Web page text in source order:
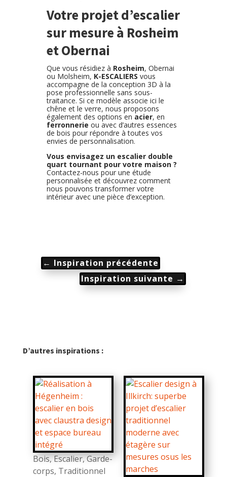
Votre projet d’escalier
sur mesure à Rosheim
et Obernai
Que vous résidiez à Rosheim, Obernai
ou Molsheim, K-ESCALIERS vous
accompagne de la conception 3D à la
pose professionnelle sans sous-
traitance. Si ce modèle associe ici le
chêne et le verre, nous proposons
également des options en acier, en
ferronnerie ou avec d’autres essences
de bois pour répondre à toutes vos
envies de personnalisation.
Vous envisagez un escalier double
quart tournant pour votre maison ?
Contactez-nous pour une étude
personnalisée et découvrez comment
nous pouvons transformer votre
intérieur avec une pièce d’exception.
← Inspiration précédente
Inspiration suivante →
D’autres inspirations :
Bois,Escalier,Garde-
corps, Traditionnel